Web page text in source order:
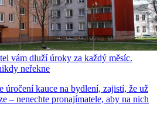
vám dluží úroky za každý měsíc.
neřekne
úročení kauce na bydlení, zajistí, že už
– nenechte pronajímatele, aby na nich